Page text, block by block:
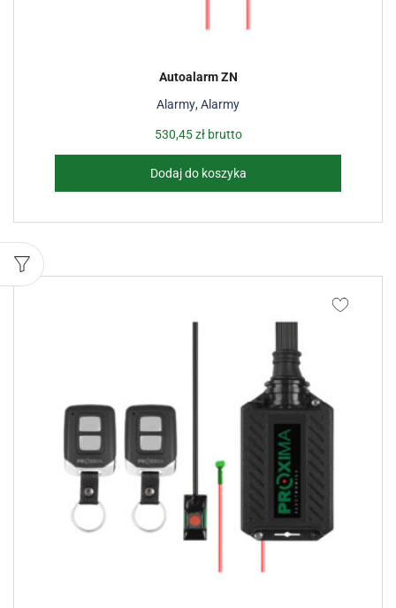
Alarmy,Alarmy
Autoalarm ZN
530,45złbrutto
Dodaj do koszyka